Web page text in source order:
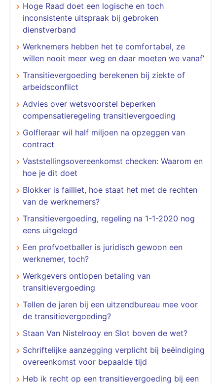
Hoge Raad doet een logische en toch
inconsistente uitspraak bij gebroken
dienstverband
Werknemers hebben het te comfortabel, ze
willen nooit meer weg en daar moeten we vanaf’
Transitievergoeding berekenen bij ziekte of
arbeidsconflict
Advies over wetsvoorstel beperken
compensatieregeling transitievergoeding
Golfleraar wil half miljoen na opzeggen van
contract
Vaststellingsovereenkomst checken: Waarom en
hoe je dit doet
Blokker is failliet, hoe staat het met de rechten
van de werknemers?
Transitievergoeding, regeling na 1-1-2020 nog
eens uitgelegd
Een profvoetballer is juridisch gewoon een
werknemer, toch?
Werkgevers ontlopen betaling van
transitievergoeding
Tellen de jaren bij een uitzendbureau mee voor
de transitievergoeding?
Staan Van Nistelrooy en Slot boven de wet?
Schriftelijke aanzegging verplicht bij beëindiging
overeenkomst voor bepaalde tijd
Heb ik recht op een transitievergoeding bij een